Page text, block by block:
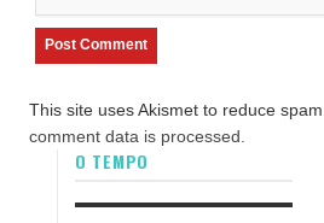
This site uses Akismet to reduce spam.
comment data is processed.
O TEMPO